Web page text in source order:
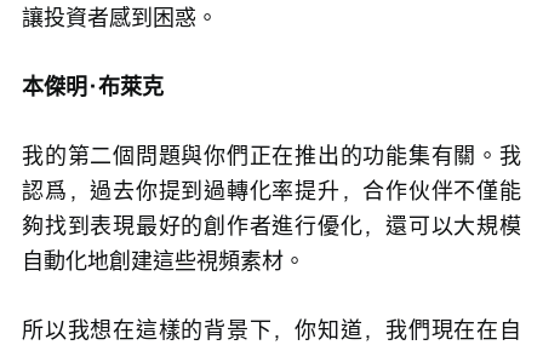
讓投資者感到困惑。
本傑明·布萊克
我的第二個問題與你們正在推出的功能集有關。我
認爲，過去你提到過轉化率提升，合作伙伴不僅能
夠找到表現最好的創作者進行優化，還可以大規模
自動化地創建這些視頻素材。
所以我想在這樣的背景下，你知道，我們現在在自